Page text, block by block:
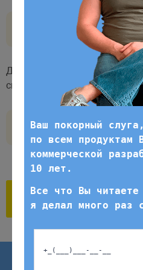
SELECT REVERSE(
Давайте при выборке из
символы поля text шли в
SELECT id,
Работаем по
18:00. Заявки,
выходные,
рабочий день до
Отправить
Ваш покорный
по всем
коммерческой
10 лет.
Все что Вы
я делал много раз